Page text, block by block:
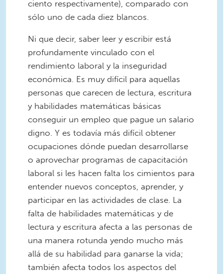
ciento respectivamente), comparado con
sólo uno de cada diez blancos.
Ni que decir, saber leer y escribir está
profundamente vinculado con el
rendimiento laboral y la inseguridad
económica. Es muy difícil para aquellas
personas que carecen de lectura, escritura
y habilidades matemáticas básicas
conseguir un empleo que pague un salario
digno. Y es todavía más difícil obtener
ocupaciones dónde puedan desarrollarse
o aprovechar programas de capacitación
laboral si les hacen falta los cimientos para
entender nuevos conceptos, aprender, y
participar en las actividades de clase. La
falta de habilidades matemáticas y de
lectura y escritura afecta a las personas de
una manera rotunda yendo mucho más
allá de su habilidad para ganarse la vida;
también afecta todos los aspectos del